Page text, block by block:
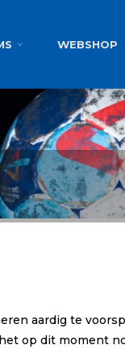
WEBSHOP
aardig te
op dit moment